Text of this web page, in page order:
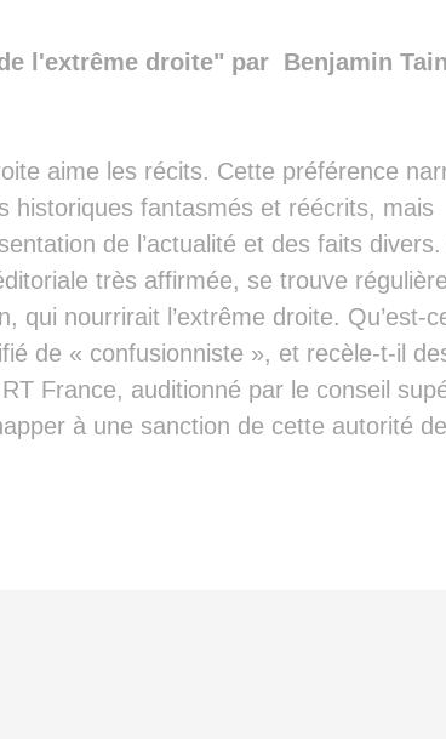
l'extrême droite" par Benjamin
aime les récits. Cette préférence
historiques fantasmés et réécrits, mais
de l’actualité et des faits
très affirmée, se trouve
qui nourrirait l’extrême droite. Qu’est-
de « confusionniste », et recèle-t-il
France, auditionné par le conseil
à une sanction de cette autorité de